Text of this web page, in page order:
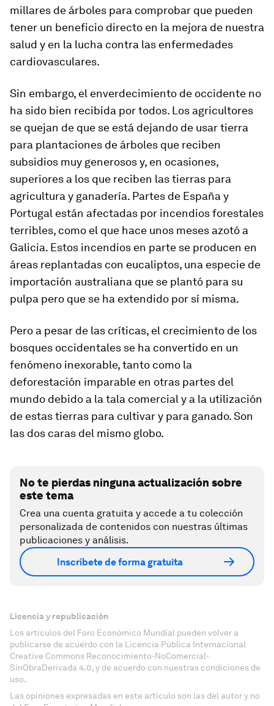
millares de árboles para comprobar que pueden
tener un beneficio directo en la mejora de nuestra
salud y en la lucha contra las enfermedades
cardiovasculares.
Sin embargo, el enverdecimiento de occidente no
ha sido bien recibida por todos. Los agricultores
se quejan de que se está dejando de usar tierra
para plantaciones de árboles que reciben
subsidios muy generosos y, en ocasiones,
superiores a los que reciben las tierras para
agricultura y ganadería. Partes de España y
Portugal están afectadas por incendios forestales
terribles, como el que hace unos meses azotó a
Galicia. Estos incendios en parte se producen en
áreas replantadas con eucaliptos, una especie de
importación australiana que se plantó para su
pulpa pero que se ha extendido por sí misma.
Pero a pesar de las críticas, el crecimiento de los
bosques occidentales se ha convertido en un
fenómeno inexorable, tanto como la
deforestación imparable en otras partes del
mundo debido a la tala comercial y a la utilización
de estas tierras para cultivar y para ganado. Son
las dos caras del mismo globo.
No te pierdas ninguna actualización sobre
este tema
Crea una cuenta gratuita y accede a tu colección
personalizada de contenidos con nuestras últimas
publicaciones y análisis.
Inscríbete de forma gratuita
Licencia y republicación
Los artículos del Foro Económico Mundial pueden volver a
publicarse de acuerdo con la Licencia Pública Internacional
Creative Commons Reconocimiento-NoComercial-
SinObraDerivada 4.0, y de acuerdo con nuestras condiciones de
uso.
Las opiniones expresadas en este artículo son las del autor y no